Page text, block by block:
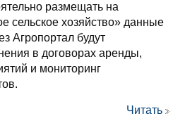
размещать на
сельское хозяйство» данные
Агропортал будут
в договорах аренды,
и мониторинг
Читать